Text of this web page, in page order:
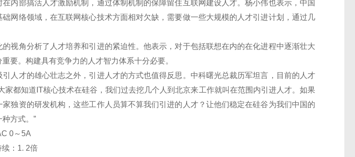
内部搞活人才激励机制，通过体制机制的保障留住互联网建设人才。杨小伟也表示，中国
网络领域，在互联网核心技术方面相对欠缺，需要做一些大规模的人才引进计划，通过几
角分析了人才培养和引进的紧迫性。他表示，对于包括联想在内的在化进程中逐渐壮大
要。构建具有竞争力的人才智力体系十分必要。
才的雄心壮志之外，引进人才的方式也值得反思。中科曙光总裁历军坦言，目前的人才
家都知道IT核心技术在硅谷，我们过去挖几个人到北京来工作就叫在范围内引进人才。如果
独资的研发机构，这些工作人员算不算我们引进的人才？让他们稳定在硅谷为我们中国的
方式。”
0～5A
：1. 2倍